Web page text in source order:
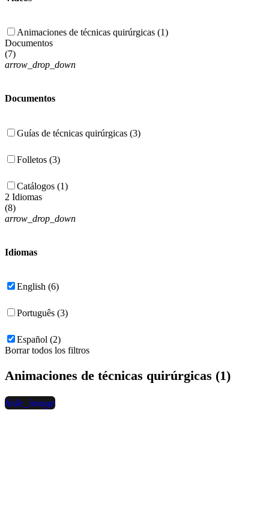
Animaciones de técnicas quirúrgicas (1)
Documentos
(7)
arrow_drop_down
Documentos
Guías de técnicas quirúrgicas (3)
Folletos (3)
Catálogos (1)
2 Idiomas
(8)
arrow_drop_down
Idiomas
English (6)
Português (3)
Español (2)
Borrar todos los filtros
Animaciones de técnicas quirúrgicas (1)
hide_image